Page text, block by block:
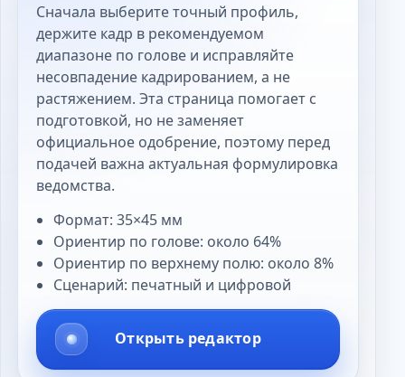
Сначала выберите точный профиль,
держите кадр в рекомендуемом
диапазоне по голове и исправляйте
несовпадение кадрированием, а не
растяжением. Эта страница помогает с
подготовкой, но не заменяет
официальное одобрение, поэтому перед
подачей важна актуальная формулировка
ведомства.
Формат: 35×45 мм
Ориентир по голове: около 64%
Ориентир по верхнему полю: около 8%
Сценарий: печатный и цифровой
Открыть редактор